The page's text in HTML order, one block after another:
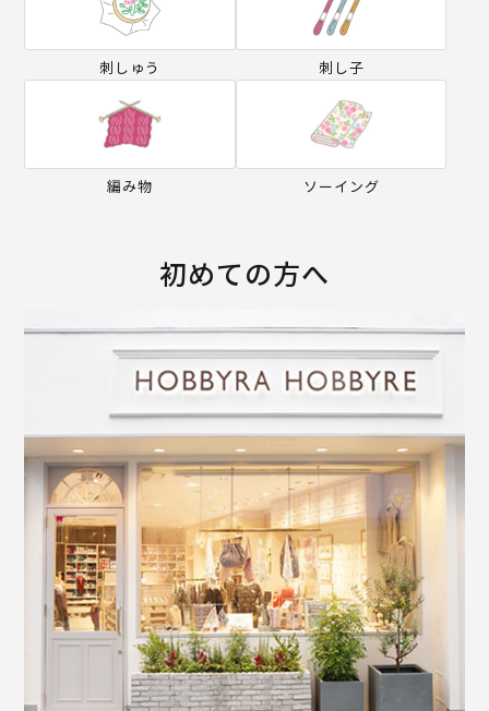
刺しゅう 刺し子
編み物 ソーイング
初めての方へ